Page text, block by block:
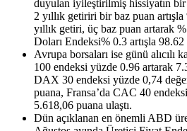
duyulan iyileştirilmiş hissiyatın bir
2 yıllık getiriri bir baz puan
yıllık getiri, üç baz puan artarak
Doları Endeksi% 0.3 artışla
Avrupa borsaları ise günü alıcılı
100 endeksi yüzde 0.96 artarak
DAX 30 endeksi yüzde 0,74
puana, Fransa’da CAC 40
5.618,06 puana ulaştı.
Dün açıklanan en önemli ABD